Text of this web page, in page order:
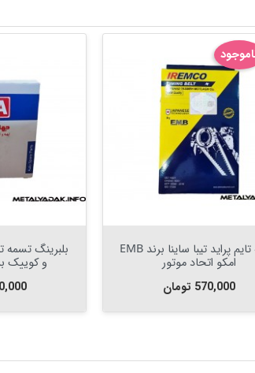
تسمه تایم پراید تیبا ساینا برند EMB
امکو اتحاد موتور
قیمت
570,000 تومان
بلبرینگ تسمه
و کوییک
قیمت
860,000